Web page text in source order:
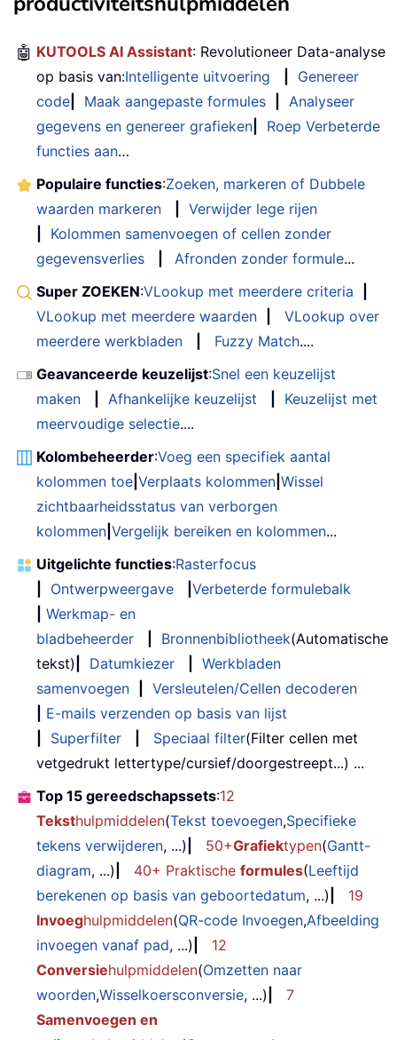
🤖 KUTOOLS AI Assistant: Revolutioneer Data-analyse
op basis van:Intelligente uitvoering
Genereer
code
Maak aangepaste formules
Analyseer
gegevens en genereer grafieken
Roep Verbeterde
functies aan…
Populaire functies:Zoeken, markeren of Dubbele
waarden markeren
Verwijder lege rijen
Kolommen samenvoegen of cellen zonder
gegevensverlies
Afronden zonder formule...
Super ZOEKEN:VLookup met meerdere criteria
VLookup met meerdere waarden
VLookup over
meerdere werkbladen
Fuzzy Match....
Geavanceerde keuzelijst:Snel een keuzelijst
maken
Afhankelijke keuzelijst
Keuzelijst met
meervoudige selectie....
Kolombeheerder:Voeg een specifiek aantal
kolommen toe Verplaats kolommen Wissel
zichtbaarheidsstatus van verborgen
kolommen Vergelijk bereiken en kolommen...
Uitgelichte functies:Rasterfocus
Ontwerpweergave
Verbeterde formulebalk
Werkmap- en
bladbeheerder
Bronnenbibliotheek(Automatische
tekst)
Datumkiezer
Werkbladen
samenvoegen
Versleutelen/Cellen decoderen
E-mails verzenden op basis van lijst
Superfilter Speciaal filter(Filter cellen met
vetgedrukt lettertype/cursief/doorgestreept...) ...
Top 15 gereedschapssets:12
Teksthulpmiddelen(Tekst toevoegen,Specifieke
tekens verwijderen, ...) 50+Grafiektypen(Gantt-
diagram, ...) 40+ Praktische formules(Leeftijd
berekenen op basis van geboortedatum, ...)
19
Invoeghulpmiddelen(QR-code Invoegen,Afbeelding
invoegen vanaf pad, ...)
12
Conversiehulpmiddelen(Omzetten naar
woorden,Wisselkoersconversie, ...)
7
Samenvoegen en